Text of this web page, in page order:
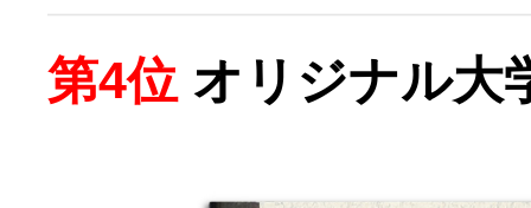
第4位 オリジナル大